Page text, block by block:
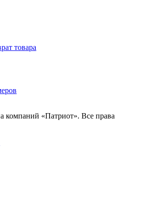
товара
компаний «Патриот». Все права